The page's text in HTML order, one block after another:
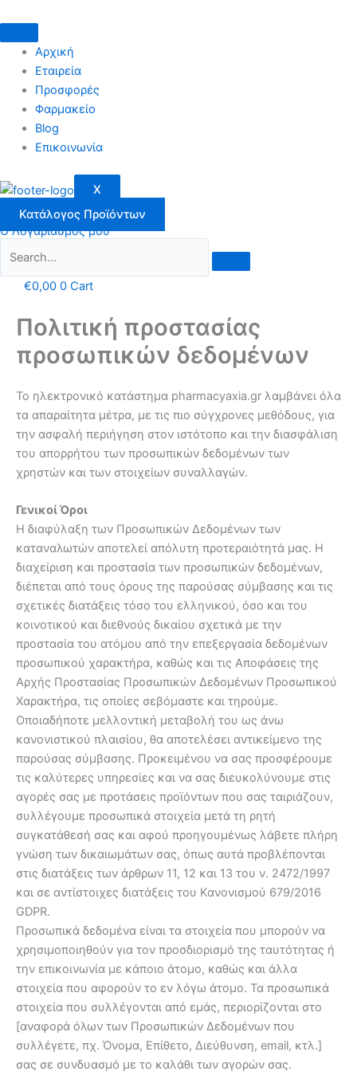
στο
περιεχόμενο
Αρχική
Εταιρεία
Προσφορές
Φαρμακείο
Blog
Επικοινωνία
X
Κατάλογος Προϊόντων
Ο Λογαριασμός μου
€0,00 0 Cart
Πολιτική προστασίας
προσωπικών δεδομένων
Το ηλεκτρονικό κατάστημα pharmacyaxia.gr λαμβάνει όλα
τα απαραίτητα μέτρα, με τις πιο σύγχρονες μεθόδους, για
την ασφαλή περιήγηση στον ιστότοπο και την διασφάλιση
του απορρήτου των προσωπικών δεδομένων των
χρηστών και των στοιχείων συναλλαγών.
Γενικοί Όροι
Η διαφύλαξη των Προσωπικών Δεδομένων των
καταναλωτών αποτελεί απόλυτη προτεραιότητά μας. Η
διαχείριση και προστασία των προσωπικών δεδομένων,
διέπεται από τους όρους της παρούσας σύμβασης και τις
σχετικές διατάξεις τόσο του ελληνικού, όσο και του
κοινοτικού και διεθνούς δικαίου σχετικά με την
προστασία του ατόμου από την επεξεργασία δεδομένων
προσωπικού χαρακτήρα, καθώς και τις Αποφάσεις της
Αρχής Προστασίας Προσωπικών Δεδομένων Προσωπικού
Χαρακτήρα, τις οποίες σεβόμαστε και τηρούμε.
Οποιαδήποτε μελλοντική μεταβολή του ως άνω
κανονιστικού πλαισίου, θα αποτελέσει αντικείμενο της
παρούσας σύμβασης. Προκειμένου να σας προσφέρουμε
τις καλύτερες υπηρεσίες και να σας διευκολύνουμε στις
αγορές σας με προτάσεις προϊόντων που σας ταιριάζουν,
συλλέγουμε προσωπικά στοιχεία μετά τη ρητή
συγκατάθεσή σας και αφού προηγουμένως λάβετε πλήρη
γνώση των δικαιωμάτων σας, όπως αυτά προβλέπονται
στις διατάξεις των άρθρων 11, 12 και 13 του ν. 2472/1997
και σε αντίστοιχες διατάξεις του Κανονισμού 679/2016
GDPR.
Προσωπικά δεδομένα είναι τα στοιχεία που μπορούν να
χρησιμοποιηθούν για τον προσδιορισμό της ταυτότητας ή
την επικοινωνία με κάποιο άτομο, καθώς και άλλα
στοιχεία που αφορούν το εν λόγω άτομο. Τα προσωπικά
στοιχεία που συλλέγονται από εμάς, περιορίζονται στο
[αναφορά όλων των Προσωπικών Δεδομένων που
συλλέγετε, πχ. Όνομα, Επίθετο, Διεύθυνση, email, κτλ.]
σας σε συνδυασμό με το καλάθι των αγορών σας.